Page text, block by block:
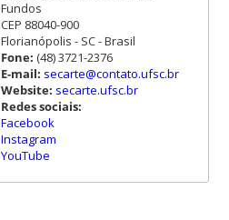
Fundos
CEP 88040-900
Florianópolis - SC - Brasil
Fone: (48) 3721-2376
E-mail: secarte@contato.ufsc.br
Website: secarte.ufsc.br
Redes sociais:
Facebook
Instagram
YouTube